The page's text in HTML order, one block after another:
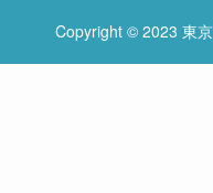
Copyright © 2023 東